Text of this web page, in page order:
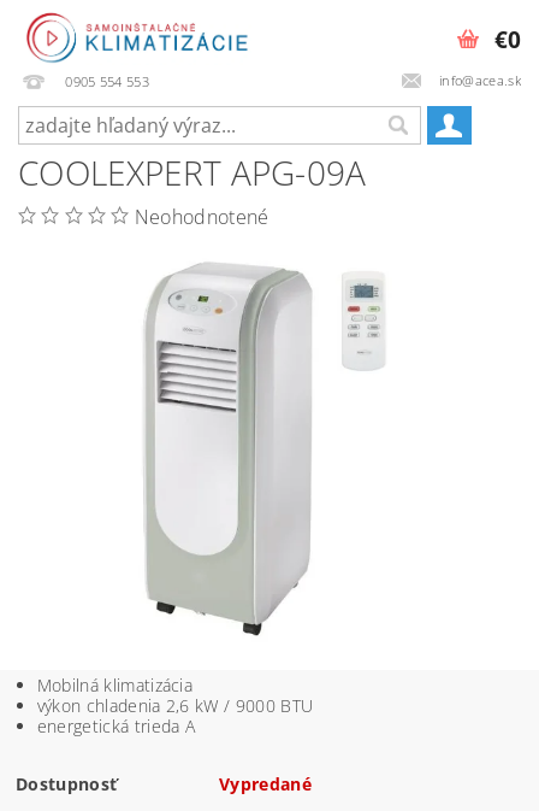
0905 554 553 info@acea.sk
€0
COOLEXPERT APG-09A
Neohodnotené
Mobilná klimatizácia
výkon chladenia 2,6 kW / 9000 BTU
energetická trieda A
Dostupnosť Vypredané